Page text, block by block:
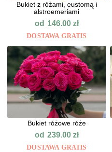
Bukiet z różami, eustomą i
alstroemeriami
od 146.00 zł
DOSTAWA GRATIS
Bukiet różowe róże
od 239.00 zł
DOSTAWA GRATIS